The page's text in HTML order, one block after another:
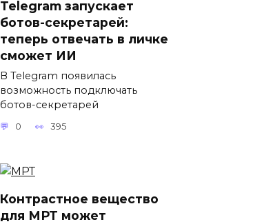
Telegram запускает
ботов-секретарей:
теперь отвечать в личке
сможет ИИ
В Telegram появилась
возможность подключать
ботов-секретарей
0 395
Контрастное вещество
для МРТ может